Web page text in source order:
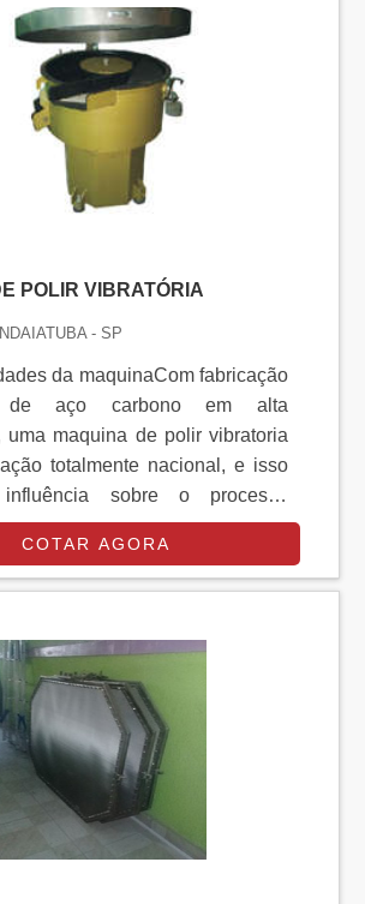
Peneira vibratória circular de
Peneira vibratória circular de
maneiras de uso A pen.
POLIR VIBRATÓRIA
- SP
da maquinaCom fabricação
de aço carbono em alta
uma maquina de polir vibratoria
totalmente nacional, e isso
sobre o processo
A funcionalidade desse
se resume basicamente desta
faz seus movimentos
e as peças em questão. Esses
os responsáveis pelo resultado
gerados
de polir v.
COTAR AGORA